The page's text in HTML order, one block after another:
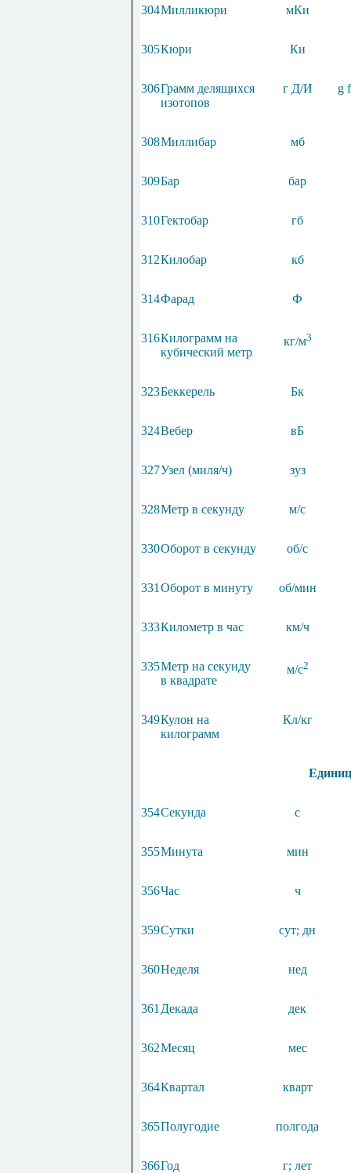
304Милликюри мКи
305Кюри Ки
306Грамм делящихся
изотопов
г Д/И g
308Миллибар мб
309Бар бар
310Гектобар гб
312Килобар кб
314Фарад Ф
316Килограмм на
кубический метр
кг/м3
323Беккерель Бк
324Вебер вБ
327Узел (миля/ч) зуз
328Метр в секунду м/с
330Оборот в секунду об/с
331 Оборот в минуту об/мин
333Километр в час км/ч
335Метр на секунду
в квадрате
м/с2
349Кулон на
килограмм
Кл/кг
354Секунда с
355Минута мин
356Час ч
359Сутки сут; дн
360Неделя нед
361 Декада дек
362Месяц мес
364Квартал кварт
365Полугодие полгода
366Год г; лет